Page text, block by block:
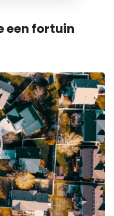
een fortuin